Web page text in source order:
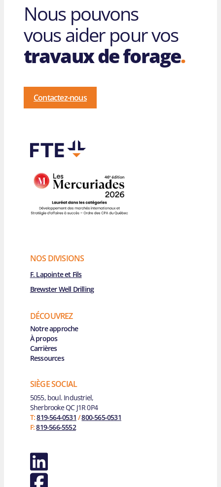
Nous pouvons
vous aider pour vos
travaux de forage.
Contactez-nous
NOS DIVISIONS
F. Lapointe et Fils
Brewster Well Drilling
DÉCOUVREZ
Main Navigation
Notre approche
À propos
Carrières
Ressources
SIÈGE SOCIAL
5055, boul. Industriel,
Sherbrooke QC J1R 0P4
T:819-564-0531 /800-565-0531
F:819-566-5552